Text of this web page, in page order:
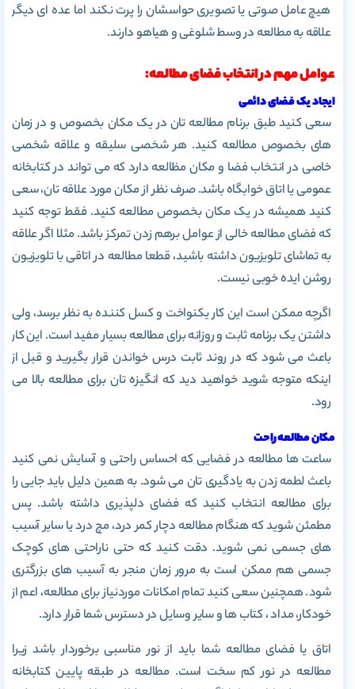
هیچ عامل صوتی یا تصویری حواسشان را پرت نکند اما عده ای دیگر
علاقه به مطالعه در وسط شلوغی و هیاهو دارند.
عوامل مهم در انتخاب فضای مطالعه:
ایجاد یک فضای دائمی
سعی کنید طبق برنام مطالعه تان در یک مکان بخصوص و در زمان
های بخصوص مطالعه کنید. هر شخصی سلیقه و علاقه شخصی
خاصی در انتخاب فضا و مکان مظالعه دارد که می تواند در کتابخانه
عمومی یا اتاق خوابگاه باشد. صرف نظر از مکان مورد علاقه تان، سعی
کنید همیشه در یک مکان بخصوص مطالعه کنید. فقط توجه کنید
که فضای مطالعه خالی از عوامل برهم زدن تمرکز باشد. مثلا اگر علاقه
به تماشای تلویزیون داشته باشید، قطعا مطالعه در اتاقی با تلویزیون
روشن ایده خوبی نیست.
اگرچه ممکن است این کار یکنواخت و کسل کننده به نظر برسد، ولی
داشتن یک برنامه ثابت و روزانه برای مطالعه بسیار مفید است. این کار
باعث می شود که در روند ثابت درس خواندن قرار بگیرید و قبل از
اینکه متوجه شوید خواهید دید که انگیزه تان برای مطالعه بالا می
رود.
مکان مطالعه راحت
ساعت ها مطالعه در فضایی که احساس راحتی و آسایش نمی کنید
باعث لطمه زدن به یادگیری تان می شود. به همین دلیل باید جایی را
برای مطالعه انتخاب کنید که فضای دلپذیری داشته باشد. پس
مطمئن شوید که هنگام مطالعه دچار کمر درد، مچ درد یا سایر آسیب
های جسمی نمی شوید. دقت کنید که حتی ناراحتی های کوچک
جسمی هم ممکن است به مرور زمان منجر به آسیب های بزرگتری
شود. همچنین سعی کنید تمام امکانات موردنیاز برای مطالعه، اعم از
خودکار، مداد ، کتاب ها و سایر وسایل در دسترس شما قرار دارد.
اتاق یا فضای مطالعه شما باید از نور مناسبی برخوردار باشد زیرا
مطالعه در نور کم سخت است. مطالعه در طبقه پایین کتابخانه